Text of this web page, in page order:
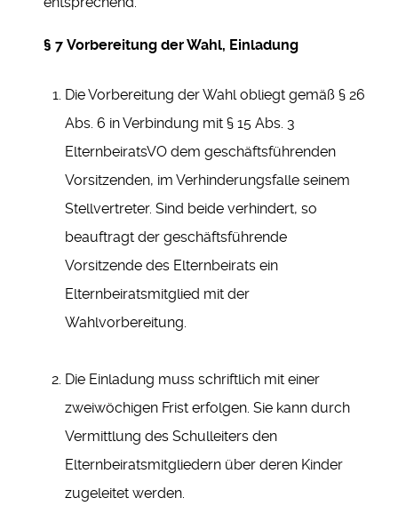
§ 7 Vorbereitung der Wahl, Einladung
Die Vorbereitung der Wahl obliegt gemäß § 26
Abs. 6 in Verbindung mit § 15 Abs. 3
ElternbeiratsVO dem geschäftsführenden
Vorsitzenden, im Verhinderungsfalle seinem
Stellvertreter. Sind beide verhindert, so
beauftragt der geschäftsführende
Vorsitzende des Elternbeirats ein
Elternbeiratsmitglied mit der
Wahlvorbereitung.
Die Einladung muss schriftlich mit einer
zweiwöchigen Frist erfolgen. Sie kann durch
Vermittlung des Schulleiters den
Elternbeiratsmitgliedern über deren Kinder
zugeleitet werden.